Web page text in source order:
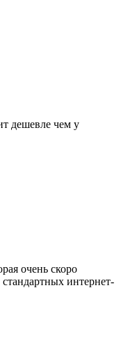
дешевле чем у
очень скоро
интернет-